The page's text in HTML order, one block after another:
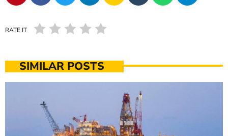
RATE IT
SIMILAR POSTS